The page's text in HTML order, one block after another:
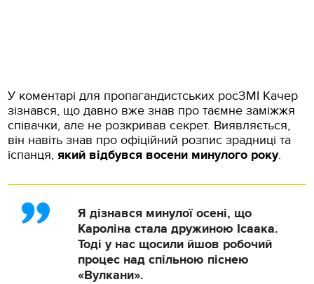
У коментарі для пропагандистських росЗМІ Качер
зізнався, що давно вже знав про таємне заміжжя
співачки, але не розкривав секрет. Виявляється,
він навіть знав про офіційний розпис зрадниці та
іспанця, який відбувся восени минулого року.
Я дізнався минулої осені, що
Кароліна стала дружиною Ісаака.
Тоді у нас щосили йшов робочий
процес над спільною піснею
«Вулкани».